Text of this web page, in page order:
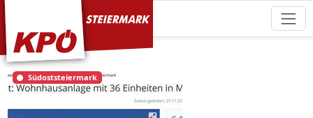
KPÖ Steiermark
Südoststeiermark